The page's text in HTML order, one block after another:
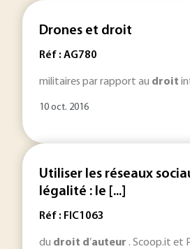
Drones et droit
Réf : AG780
militaires par rapport au droit
10 oct. 2016
Utiliser les réseaux
légalité : le [...]
Réf : FIC1063
du droit d’auteur . Scoop.it et